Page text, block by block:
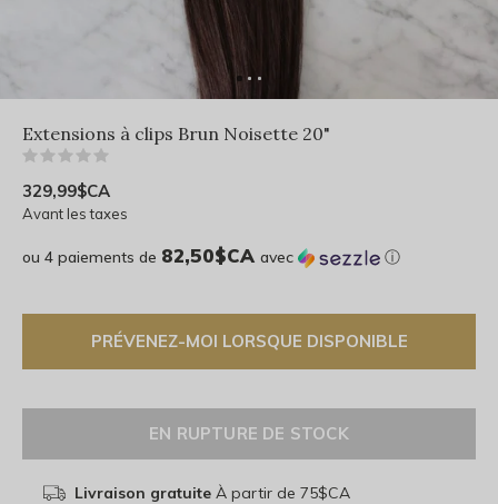
Extensions à clips Brun Noisette 20"
329,99$CA
Avant les taxes
ou 4 paiements de 82,50$CA avec ⓘ
PRÉVENEZ-MOI LORSQUE DISPONIBLE
EN RUPTURE DE STOCK
Livraison gratuiteÀ partir de 75$CA